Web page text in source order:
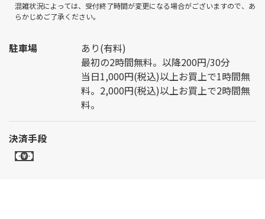
混雑状況によっては、受付終了時間が変更になる場合がございますので、あ
らかじめご了承ください。
駐車場
あり(有料)
最初の2時間無料。以降200円/30分
当日1,000円(税込)以上お買上で1時間無
料。2,000円(税込)以上お買上で2時間無
料。
決済手段